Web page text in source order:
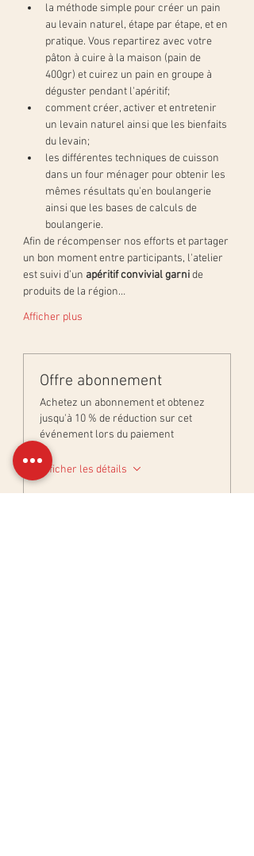
la méthode simple pour créer un pain
au levain naturel, étape par étape, et en
pratique. Vous repartirez avec votre
pâton à cuire à la maison (pain de
400gr) et cuirez un pain en groupe à
déguster pendant l'apéritif;
comment créer, activer et entretenir
un levain naturel ainsi que les bienfaits
du levain;
les différentes techniques de cuisson
dans un four ménager pour obtenir les
mêmes résultats qu'en boulangerie
ainsi que les bases de calculs de
boulangerie.
Afin de récompenser nos efforts et partager
un bon moment entre participants, l'atelier
est suivi d’un apéritif convivial garni de
produits de la région…
Afficher plus
Offre abonnement
Achetez un abonnement et obtenez
jusqu'à 10 % de réduction sur cet
événement lors du paiement
Afficher les détails